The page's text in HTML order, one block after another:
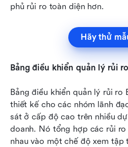
phủ rủi ro toàn diện hơn.
Hãy thử
Bảng điều khiển quản lý rủi
Bảng điều khiển quản lý rủi ro
thiết kế cho các nhóm lãnh
sát ở cấp độ cao trên nhiều
doanh. Nó tổng hợp các rủi
nhau vào một chế độ xem tập